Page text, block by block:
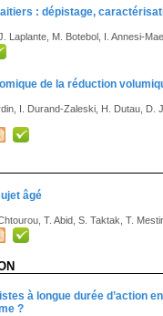
: dépistage,
Laplante, M. Botebol, I. Annesi-
de la réduction
I. Durand-Zaleski, H. Dutau, D.
âgé
T. Abid, S. Taktak, T.
à longue durée
?